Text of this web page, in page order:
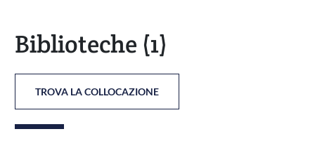
Biblioteche (1)
TROVA LA COLLOCAZIONE